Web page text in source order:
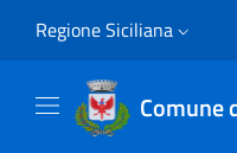
Regione Siciliana
Comune